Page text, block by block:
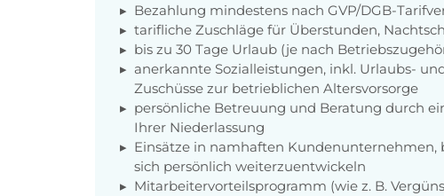
Bezahlung mindestens nach GVP/DGB-
tarifliche Zuschläge für Überstunden,
bis zu 30 Tage Urlaub (je nach
anerkannte Sozialleistungen, inkl. Urlaubs-
Zuschüsse zur betrieblichen Altersvorsorge
persönliche Betreuung und Beratung durch
Ihrer Niederlassung
Einsätze in namhaften Kundenunternehmen,
sich persönlich weiterzuentwickeln
Mitarbeitervorteilsprogramm (wie z. B.